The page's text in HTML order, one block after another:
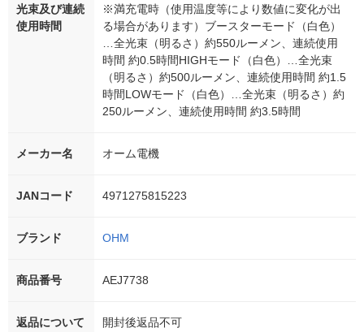
光束及び連続
使用時間
※満充電時（使用温度等により数値に変化が出
る場合があります）ブースターモード（白色）
…全光束（明るさ）約550ルーメン、連続使用
時間 約0.5時間HIGHモード（白色）…全光束
（明るさ）約500ルーメン、連続使用時間 約1.5
時間LOWモード（白色）…全光束（明るさ）約
250ルーメン、連続使用時間 約3.5時間
メーカー名 オーム電機
JANコード 4971275815223
ブランド OHM
商品番号 AEJ7738
返品について
開封後返品不可